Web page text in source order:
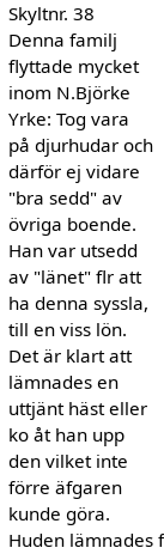
Skyltnr. 38
Denna familj
flyttade mycket
inom N.Björke
Yrke: Tog vara
på djurhudar och
därför ej vidare
"bra sedd" av
övriga boende.
Han var utsedd
av "länet" flr att
ha denna syssla,
till en viss lön.
Det är klart att
lämnades en
uttjänt häst eller
ko åt han upp
den vilket inte
förre äfgaren
kunde göra.
Huden lämnades